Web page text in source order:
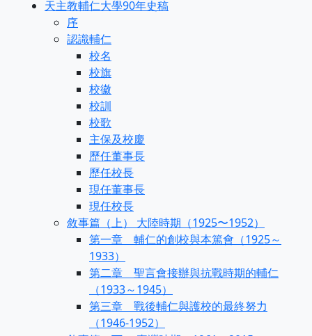
天主教輔仁大學90年史稿
序
認識輔仁
校名
校旗
校徽
校訓
校歌
主保及校慶
歷任董事長
歷任校長
現任董事長
現任校長
敘事篇（上） 大陸時期（1925〜1952）
第一章 輔仁的創校與本篤會（1925～
1933）
第二章 聖言會接辦與抗戰時期的輔仁
（1933～1945）
第三章 戰後輔仁與護校的最終努力
（1946-1952）